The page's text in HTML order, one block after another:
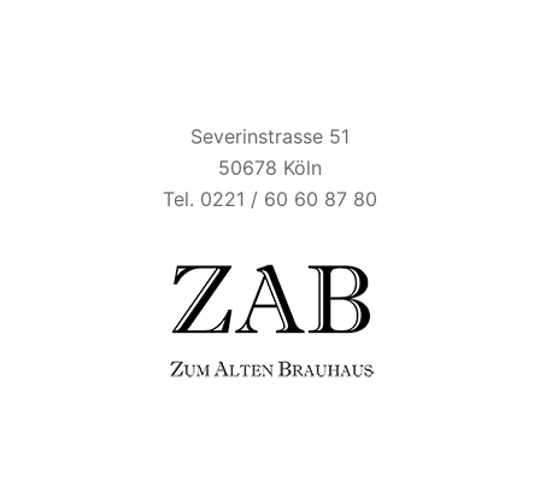
Severinstrasse 51
50678 Köln
Tel. 0221 / 60 60 87 80